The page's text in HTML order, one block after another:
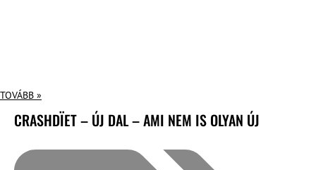
TOVÁBB »
CRASHDÏET – ÚJ DAL – AMI NEM IS OLYAN ÚJ